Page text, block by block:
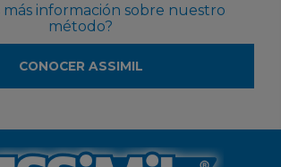
más información sobre nuestro
método?
CONOCER ASSIMIL